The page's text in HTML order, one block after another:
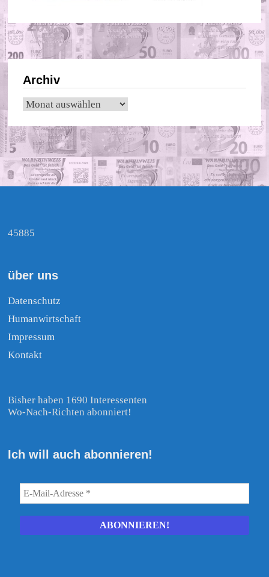
Archiv
Archiv
45885
über uns
Datenschutz
Humanwirtschaft
Impressum
Kontakt
Bisher haben 1690 Interessenten
Wo-Nach-Richten abonniert!
Ich will auch abonnieren!